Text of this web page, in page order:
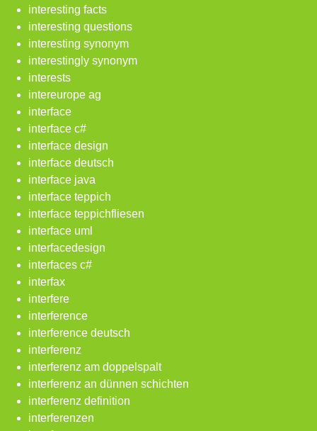
interesting facts
interesting questions
interesting synonym
interestingly synonym
interests
intereurope ag
interface
interface c#
interface design
interface deutsch
interface java
interface teppich
interface teppichfliesen
interface uml
interfacedesign
interfaces c#
interfax
interfere
interference
interference deutsch
interferenz
interferenz am doppelspalt
interferenz an dünnen schichten
interferenz definition
interferenzen